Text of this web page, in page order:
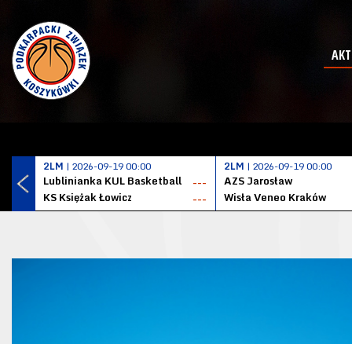
2LM | 2026-09-19 00:00
Lublinianka KUL Basketball
---
KS Księżak Łowicz
---
2LM | 2026-09-19 00:00
AZS Jarosław
Wisła Veneo Kraków